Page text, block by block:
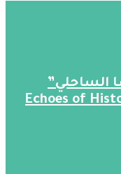
الساحلي”
“Echoes of